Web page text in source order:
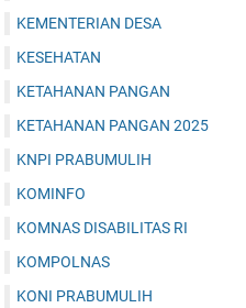
KEMENTERIAN DESA
KESEHATAN
KETAHANAN PANGAN
KETAHANAN PANGAN 2025
KNPI PRABUMULIH
KOMINFO
KOMNAS DISABILITAS RI
KOMPOLNAS
KONI PRABUMULIH